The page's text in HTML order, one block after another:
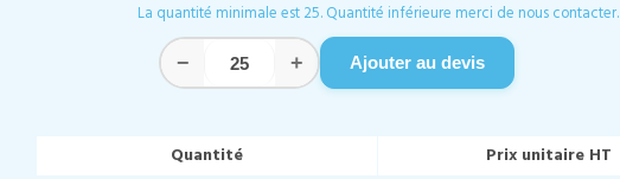
La quantité minimale est 25. Quantité inférieure merci de nous contacter.
− + Ajouter au devis
Quantité
Prix unitaire HT